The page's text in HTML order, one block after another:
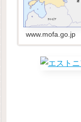
www.mofa.go.jp